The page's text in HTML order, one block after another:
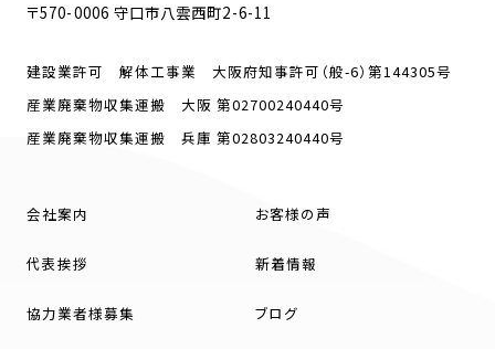
〒570-0006 守口市八雲西町2-6-11
建設業許可 解体工事業 大阪府知事許可（般-6）第144305号
産業廃棄物収集運搬 大阪 第02700240440号
産業廃棄物収集運搬 兵庫 第02803240440号
会社案内
代表挨拶
協力業者様募集
お客様の声
新着情報
ブログ